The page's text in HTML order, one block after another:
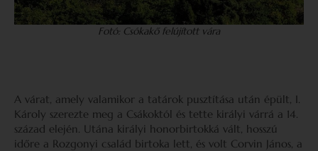
Fotó: Csókakő felújított vára
A várat, amely valamikor a tatárok pusztítása után épült, I.
Károly szerezte meg a Csákoktól és tette királyi várrá a 14.
század elején. Utána királyi honorbirtokká vált, hosszú
időre a Rozgonyi család birtoka lett, és volt Corvin János, a